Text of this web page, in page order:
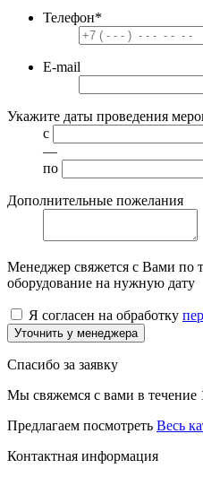
Телефон*
E-mail
Укажите даты проведения
с
—
по
Дополнительные пожелания
Менеджер свяжется с Вами по
оборудование на нужную дату
Я согласен на обработку
Уточнить у менеджера
Спасибо за заявку
Мы свяжемся с вами в течение
Предлагаем посмотреть Весь
Контактная информация